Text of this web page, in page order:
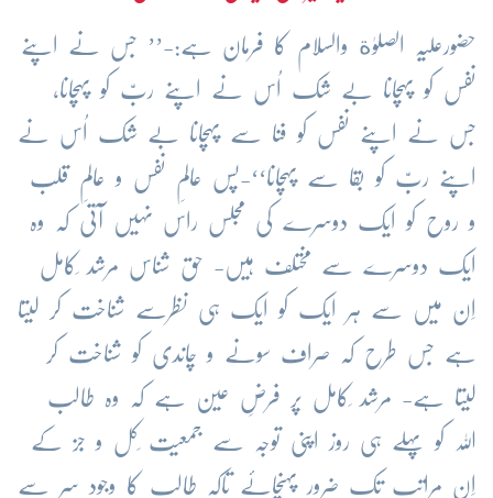
حضورعلیہ الصلوٰة والسلام کا فرمان ہے:-’’ جس نے اپنے
نفس کو پہچانا بے شک اُس نے اپنے ربّ کو پہچانا،
جس نے اپنے نفس کو فنا سے پہچانا بے شک اُس نے
اپنے ربّ کو بقا سے پہچانا‘‘-پس عالمِ نفس و عالمِ قلب
و روح کو ایک دوسرے کی مجلس راس نہیں آتی کہ وہ
ایک دوسرے سے مختلف ہیں- حق شناس مرشد ِکامل
اِن میں سے ہر ایک کو ایک ہی نظرسے شناخت کر لیتا
ہے جس طرح کہ صراف سونے و چاندی کو شناخت کر
لیتا ہے- مرشد ِکامل پر فرضِ عین ہے کہ وہ طالب
اللہ کو پہلے ہی روز اپنی توجہ سے جمعیت ِکل و جز کے
اِن مراتب تک ضرور پہنچائے تاکہ طالب کا وجود سر سے